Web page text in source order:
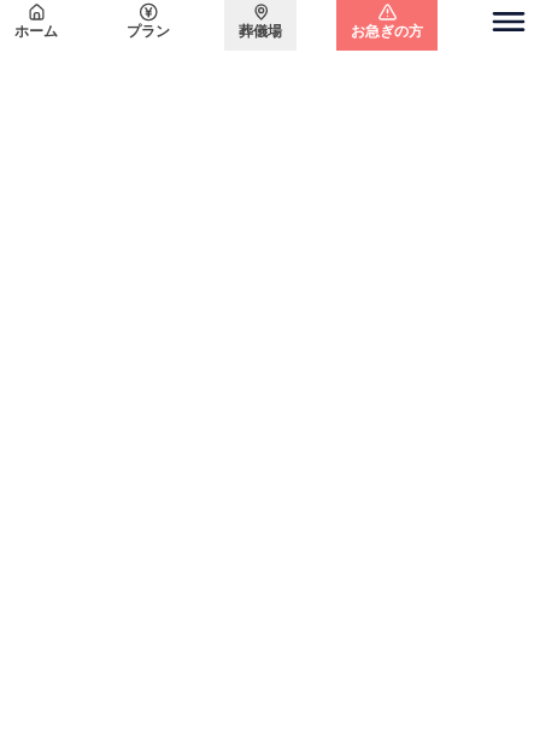
会員登録で
最大15万円割引
ホーム プラン 葬儀場
関東エリア お急ぎの方